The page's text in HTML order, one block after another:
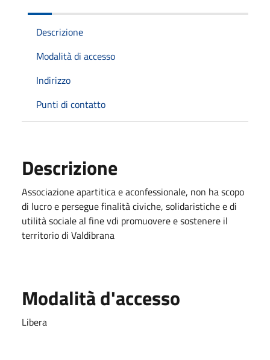
Descrizione
Modalità di accesso
Indirizzo
Punti di contatto
Descrizione
Associazione apartitica e aconfessionale, non ha scopo
di lucro e persegue finalità civiche, solidaristiche e di
utilità sociale al fine vdi promuovere e sostenere il
territorio di Valdibrana
Modalità d'accesso
Libera